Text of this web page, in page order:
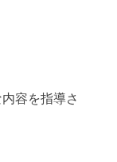
容を指導さ